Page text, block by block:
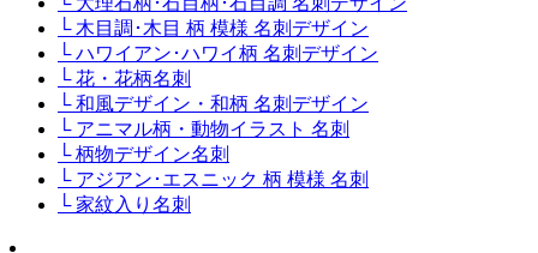
└ 木目調･木目 柄 模様 名刺デザイン
└ ハワイアン･ハワイ柄 名刺デザイン
└ 花・花柄名刺
└ 和風デザイン・和柄 名刺デザイン
└ アニマル柄・動物イラスト 名刺
└ 柄物デザイン名刺
└ アジアン･エスニック 柄 模様 名刺
└ 家紋入り名刺